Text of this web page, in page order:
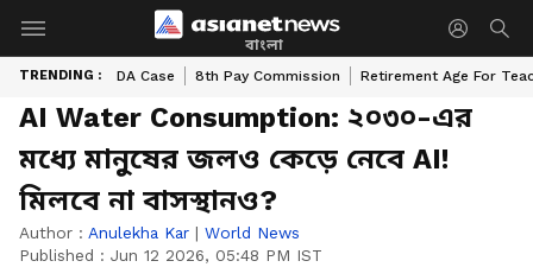
বাংলা
TRENDING : DA Case 8th Pay Commission Retirement Age For
AI Water Consumption: ২০৩০-এর
মধ্যে মানুষের জলও কেড়ে নেবে AI!
মিলবে না বাসস্থানও?
Author : Anulekha Kar | World News
Published : Jun 12 2026, 05:48 PM IST